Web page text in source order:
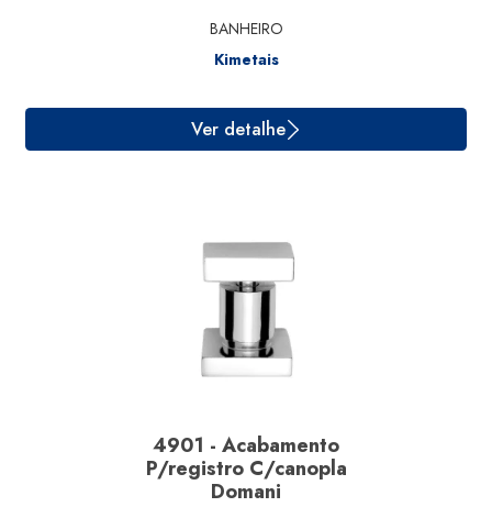
Ver detalhe
BANHEIRO
Kimetais
4901 - Acabamento
P/registro C/canopla
Domani